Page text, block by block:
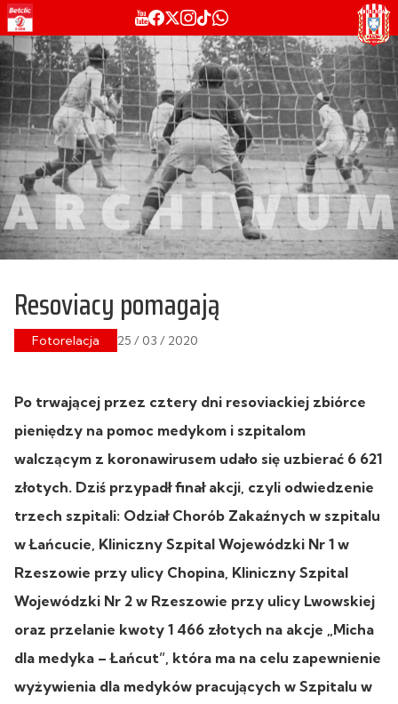
Resoviacy pomagają
Fotorelacja 25 / 03 / 2020
Po trwającej przez cztery dni resoviackiej zbiórce
pieniędzy na pomoc medykom i szpitalom
walczącym z koronawirusem udało się uzbierać 6 621
złotych. Dziś przypadł finał akcji, czyli odwiedzenie
trzech szpitali: Odział Chorób Zakaźnych w szpitalu
w Łańcucie, Kliniczny Szpital Wojewódzki Nr 1 w
Rzeszowie przy ulicy Chopina, Kliniczny Szpital
Wojewódzki Nr 2 w Rzeszowie przy ulicy Lwowskiej
oraz przelanie kwoty 1 466 złotych na akcje „Micha
dla medyka – Łańcut”, która ma na celu zapewnienie
wyżywienia dla medyków pracujących w Szpitalu w